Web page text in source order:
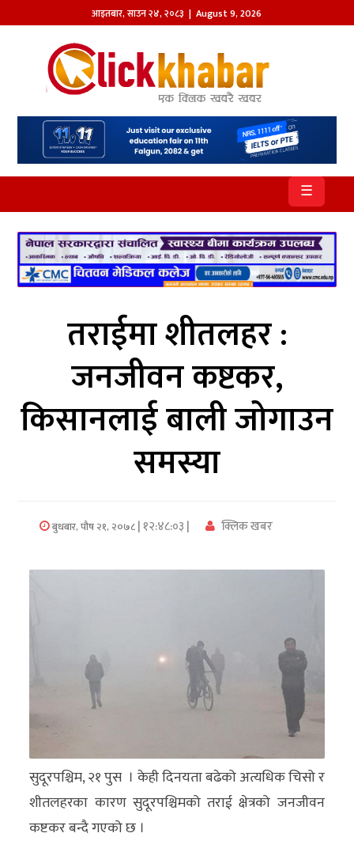
आइतबार,साउन२४,२०८३ | August 9, 2026
होमपेज
समाज
प्रदेश
आजको
पत्रिका
सम्पादकीय
अन्तर्राष्ट्रिय
वाणिज्य
क्लिक
खबर
विशेष
☰
तराईमा शीतलहर :
जनजीवन कष्टकर,
किसानलाई बाली जोगाउन
समस्या
बुधबार, पौष २१, २०७८| १२:४८:०३ | क्लिक खबर
सुदूरपश्चिम, २१ पुस । केही दिनयता बढेको अत्यधिक चिसो र
शीतलहरका कारण सुदूरपश्चिमको तराई क्षेत्रको जनजीवन
कष्टकर बन्दै गएको छ ।